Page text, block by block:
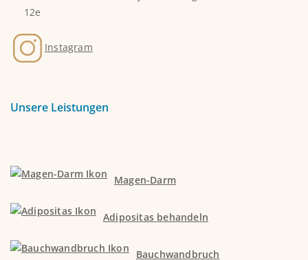
12e
Instagram
Unsere Leistungen
Magen-Darm
Adipositas behandeln
Bauchwandbruch